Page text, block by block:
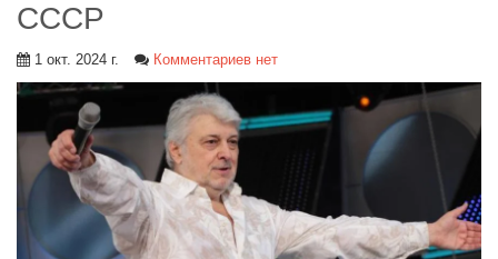
СССР
1 окт. 2024 г. Комментариев нет